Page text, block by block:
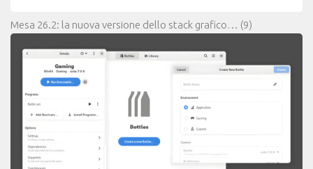
Mesa 26.2: la nuova versione dello stack grafico… (9)